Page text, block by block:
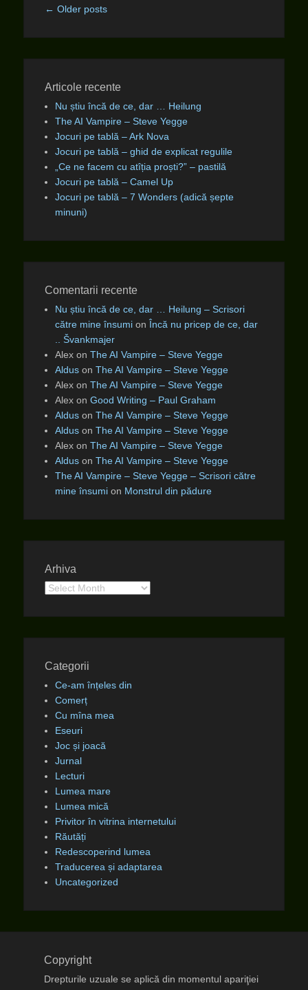
Post
← Older posts
Articole recente
Nu știu încă de ce, dar … Heilung
The AI Vampire – Steve Yegge
Jocuri pe tablă – Ark Nova
Jocuri pe tablă – ghid de explicat regulile
„Ce ne facem cu atîția proști?” – pastilă
Jocuri pe tablă – Camel Up
Jocuri pe tablă – 7 Wonders (adică șepte
minuni)
Comentarii recente
Nu știu încă de ce, dar … Heilung – Scrisori
către mine însumi on Încă nu pricep de ce, dar
.. Švankmajer
Alex on The AI Vampire – Steve Yegge
Aldus on The AI Vampire – Steve Yegge
Alex on The AI Vampire – Steve Yegge
Alex on Good Writing – Paul Graham
Aldus on The AI Vampire – Steve Yegge
Aldus on The AI Vampire – Steve Yegge
Alex on The AI Vampire – Steve Yegge
Aldus on The AI Vampire – Steve Yegge
The AI Vampire – Steve Yegge – Scrisori către
mine însumi on Monstrul din pădure
Arhiva
Arhiva
Categorii
Ce-am înțeles din
Comerț
Cu mîna mea
Eseuri
Joc și joacă
Jurnal
Lecturi
Lumea mare
Lumea mică
Privitor în vitrina internetului
Răutăți
Redescoperind lumea
Traducerea și adaptarea
Uncategorized
Copyright
Drepturile uzuale se aplică din momentul apariţiei